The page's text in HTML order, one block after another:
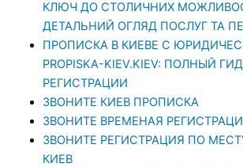
КЛЮЧ ДО СТОЛИЧНИХ
ДЕТАЛЬНИЙ ОГЛЯД ПОСЛУГ ТА
ПРОПИСКА В КИЕВЕ С
PROPISKA-KIEV.KIEV: ПОЛНЫЙ
РЕГИСТРАЦИИ
ЗВОНИТЕ КИЕВ ПРОПИСКА
ЗВОНИТЕ ВРЕМЕНАЯ
ЗВОНИТЕ РЕГИСТРАЦИЯ ПО
КИЕВ